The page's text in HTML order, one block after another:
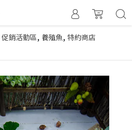
促銷活動區, 養殖魚, 特約商店